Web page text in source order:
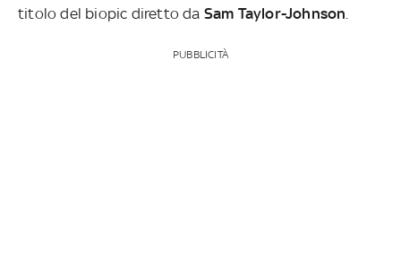
titolo del biopic diretto da Sam Taylor-Johnson
PUBBLICITÀ